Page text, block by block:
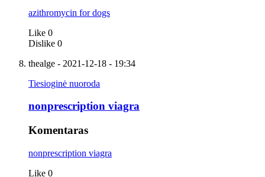
azithromycin for dogs
Like 0
Dislike 0
thealge - 2021-12-18 - 19:34
Tiesioginė nuoroda
nonprescription viagra
Komentaras
nonprescription viagra
Like 0